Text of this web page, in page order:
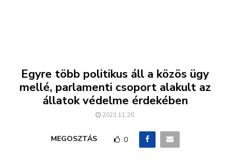
Egyre több politikus áll a közös ügy
mellé, parlamenti csoport alakult az
állatok védelme érdekében
2023.11.20.
MEGOSZTÁS 0